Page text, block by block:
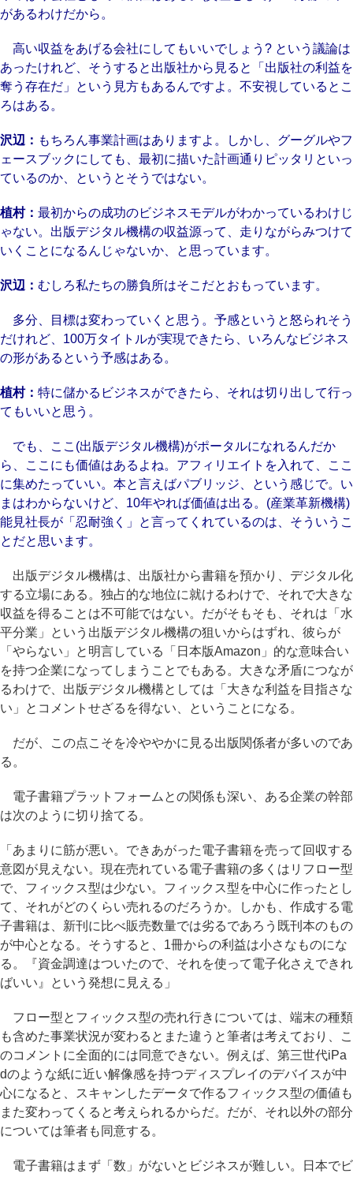
があるわけだから。
高い収益をあげる会社にしてもいいでしょう? という議論は
あったけれど、そうすると出版社から見ると「出版社の利益を
奪う存在だ」という見方もあるんですよ。不安視しているとこ
ろはある。
沢辺： もちろん事業計画はありますよ。しかし、グーグルやフ
ェースブックにしても、最初に描いた計画通りピッタリといっ
ているのか、というとそうではない。
植村： 最初からの成功のビジネスモデルがわかっているわけじ
ゃない。出版デジタル機構の収益源って、走りながらみつけて
いくことになるんじゃないか、と思っています。
沢辺： むしろ私たちの勝負所はそこだとおもっています。
多分、目標は変わっていくと思う。予感というと怒られそう
だけれど、100万タイトルが実現できたら、いろんなビジネス
の形があるという予感はある。
植村： 特に儲かるビジネスができたら、それは切り出して行っ
てもいいと思う。
でも、ここ(出版デジタル機構)がポータルになれるんだか
ら、ここにも価値はあるよね。アフィリエイトを入れて、ここ
に集めたっていい。本と言えばパブリッジ、という感じで。い
まはわからないけど、10年やれば価値は出る。(産業革新機構)
能見社長が「忍耐強く」と言ってくれているのは、そういうこ
とだと思います。
出版デジタル機構は、出版社から書籍を預かり、デジタル化
する立場にある。独占的な地位に就けるわけで、それで大きな
収益を得ることは不可能ではない。だがそもそも、それは「水
平分業」という出版デジタル機構の狙いからはずれ、彼らが
「やらない」と明言している「日本版Amazon」的な意味合い
を持つ企業になってしまうことでもある。大きな矛盾につなが
るわけで、出版デジタル機構としては「大きな利益を目指さな
い」とコメントせざるを得ない、ということになる。
だが、この点こそを冷ややかに見る出版関係者が多いのであ
る。
電子書籍プラットフォームとの関係も深い、ある企業の幹部
は次のように切り捨てる。
「あまりに筋が悪い。できあがった電子書籍を売って回収する
意図が見えない。現在売れている電子書籍の多くはリフロー型
で、フィックス型は少ない。フィックス型を中心に作ったとし
て、それがどのくらい売れるのだろうか。しかも、作成する電
子書籍は、新刊に比べ販売数量では劣るであろう既刊本のもの
が中心となる。そうすると、1冊からの利益は小さなものにな
る。『資金調達はついたので、それを使って電子化さえできれ
ばいい』という発想に見える」
フロー型とフィックス型の売れ行きについては、端末の種類
も含めた事業状況が変わるとまた違うと筆者は考えており、こ
のコメントに全面的には同意できない。例えば、第三世代iPa
dのような紙に近い解像感を持つディスプレイのデバイスが中
心になると、スキャンしたデータで作るフィックス型の価値も
また変わってくると考えられるからだ。だが、それ以外の部分
については筆者も同意する。
電子書籍はまず「数」がないとビジネスが難しい。日本でビ